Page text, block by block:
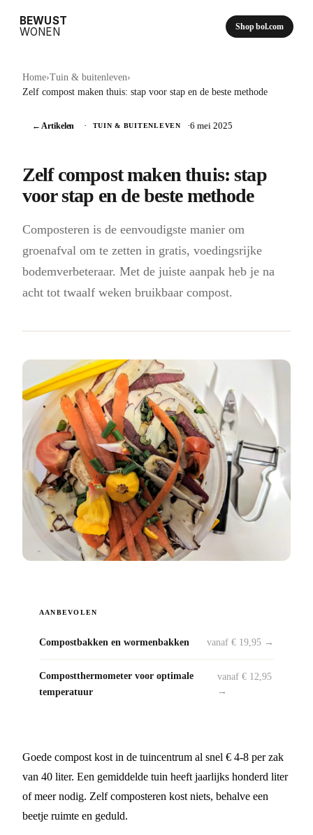
BEWUST
WONEN
Shop bol.com
Home›Tuin & buitenleven›
Zelf compost maken thuis: stap voor stap en de beste methode
← Artikelen · TUIN & BUITENLEVEN ·6 mei 2025
Zelf compost maken thuis: stap
voor stap en de beste methode
Composteren is de eenvoudigste manier om
groenafval om te zetten in gratis, voedingsrijke
bodemverbeteraar. Met de juiste aanpak heb je na
acht tot twaalf weken bruikbaar compost.
AANBEVOLEN
Compostbakken en wormenbakken vanaf € 19,95 →
Compostthermometer voor optimale
temperatuur
vanaf € 12,95
→
Goede compost kost in de tuincentrum al snel € 4-8 per zak
van 40 liter. Een gemiddelde tuin heeft jaarlijks honderd liter
of meer nodig. Zelf composteren kost niets, behalve een
beetje ruimte en geduld.